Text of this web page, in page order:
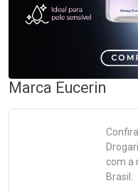
Marca Eucerin
com a
Brasil.